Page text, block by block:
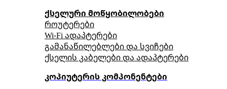
ქსელური მოწყობილობები
როუტერები
Wi-Fi ადაპტერები
გამანაწილებლები და სვიჩები
ქსელის კაბელები და ადაპტერები
კოპიუტერის კომპონენტები